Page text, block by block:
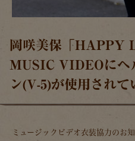
岡咲美保「HAPPY
MUSIC VIDEOにヘ
ン(V-5)が使用されて
ミュージックビデオ衣装協力のお